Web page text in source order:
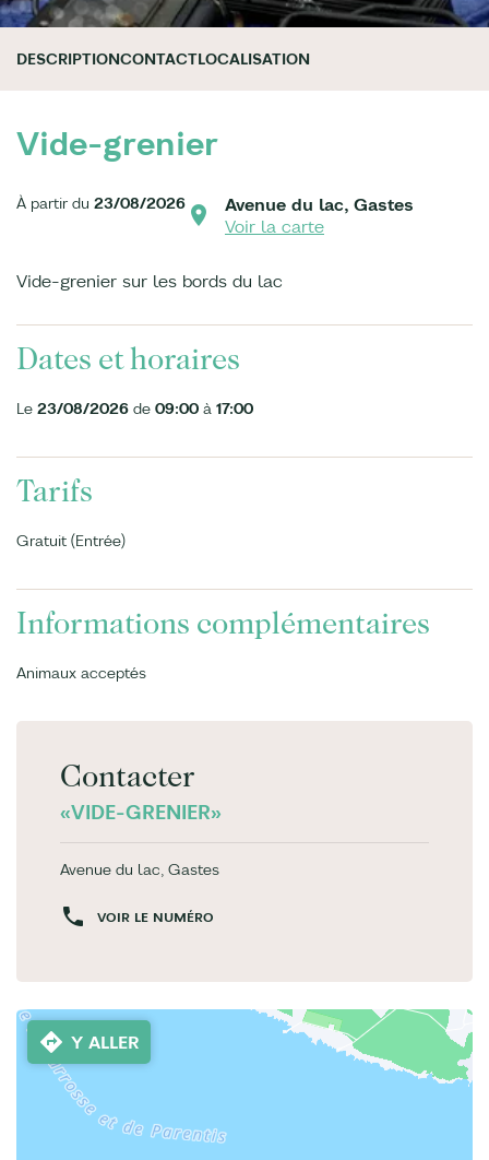
DESCRIPTIONCONTACTLOCALISATION
Vide-grenier
À partir du 23/08/2026
Avenue du lac, Gastes
Voir la carte
Vide-grenier sur les bords du lac
Dates et horaires
Le 23/08/2026 de 09:00 à 17:00
Tarifs
Gratuit (Entrée)
Informations complémentaires
Animaux acceptés
Contacter
«VIDE-GRENIER»
Avenue du lac, Gastes
VOIR LE NUMÉRO
Y ALLER